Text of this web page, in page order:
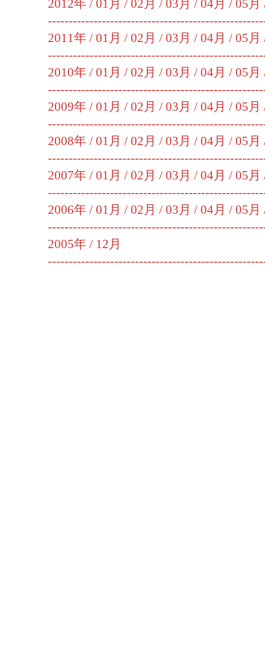
2012年 / 01月 / 02月 / 03月 / 04月 / 05月
2011年 / 01月 / 02月 / 03月 / 04月 / 05月
2010年 / 01月 / 02月 / 03月 / 04月 / 05月
2009年 / 01月 / 02月 / 03月 / 04月 / 05月
2008年 / 01月 / 02月 / 03月 / 04月 / 05月
2007年 / 01月 / 02月 / 03月 / 04月 / 05月
2006年 / 01月 / 02月 / 03月 / 04月 / 05月
2005年 / 12月